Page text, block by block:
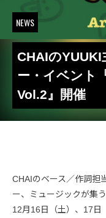
NEWS
CHAIのYUUKI
ー・イベント
Vol.2』開催
CHAIのベース／作詞担
ー、ミュージックが集
12月16日（土）、17日